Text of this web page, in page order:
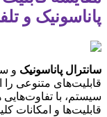
پاناسونیک و
سانترال پاناسونیک و
قابلیت‌های متنوعی را
سیستم، با
قابلیت‌ها و امکانات